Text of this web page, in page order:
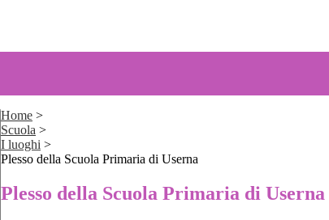
Home >
Scuola >
I luoghi >
Plesso della Scuola Primaria di Userna
Plesso della Scuola Primaria di Userna